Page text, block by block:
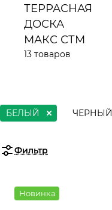
ТЕРРАСНАЯ
ДОСКА
МАКС СТМ
13 товаров
ЧЕРНЫЙ
БЕЛЫЙ
Фильтр
Новинка